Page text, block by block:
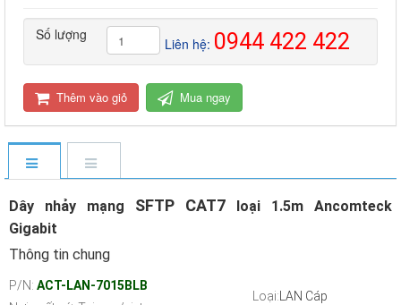
Số lượng
Liên hệ: 0944 422 422
Thêm vào giỏ Mua ngay
Dây nhảy mạng SFTP CAT7 loại 1.5m Ancomteck
Gigabit
Thông tin chung
P/N: ACT-LAN-7015BLB
Loại: LAN Cáp